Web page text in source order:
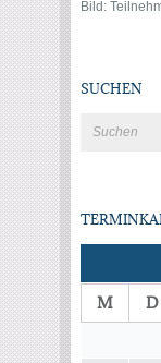
Bild:
SUCHEN
M
D